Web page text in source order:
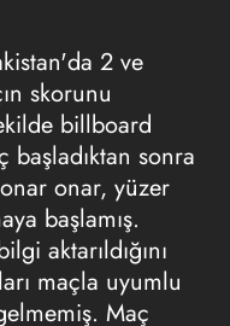
2 ve
skorunu
billboard
başladıktan sonra
onar, yüzer
başlamış.
aktarıldığını
maçla uyumlu
Maç